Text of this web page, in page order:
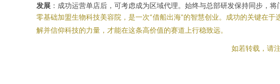
发展 ：成功运营单店后，可考虑成为区域代理。始终与总部研发保持同步，
零基础加盟生物科技美容院，是一次“借船出海”的智慧创业。成功的关键在
解并信仰科技的力量，才能在这条高价值的赛道上行稳致远。
如若转载，请